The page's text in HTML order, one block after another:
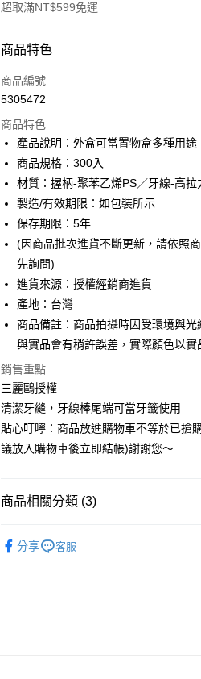
超取滿NT$599免運
付款方式
信用卡一次付款
LINE Pay
Apple Pay
街口支付
全盈+PAY
ATM付款
運送方式
全家付款取貨
每筆NT$60，滿NT$599(含以上)免運費
付款後全家取貨
每筆NT$60，滿NT$599(含以上)免運費
萊爾富取貨付款
付款後萊爾富取貨
7-11付款取貨
商品特色
商品編號
5305472
商品特色
產品說明：外盒可當置物盒多種用途
商品規格：300入
材質：握柄-聚苯乙烯PS／牙線-高
製造/有效期限：如包裝所示
保存期限：5年
(因商品批次進貨不斷更新，請依照
先詢問)
進貨來源：授權經銷商進貨
產地：台灣
商品備註：商品拍攝時因受環境與
與實品會有稍許誤差，實際顏色以實
銷售重點
三麗鷗授權
清潔牙縫，牙線棒尾端可當牙籤使用
貼心叮嚀：商品放進購物車不等於已搶
議放入購物車後立即結帳)謝謝您～
商品相關分類 (3)
分享 客服